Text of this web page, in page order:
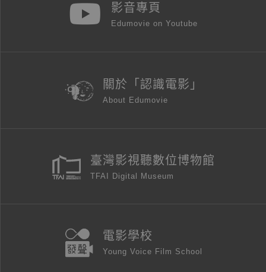
影音專頁
Edumovie on Youtube
關於「認識電影」
About Edumovie
臺灣影視聽數位博物館
TFAI Digital Museum
電影學校
Young Voice Film School